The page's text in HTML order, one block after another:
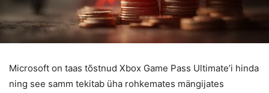
Microsoft on taas tõstnud Xbox Game Pass Ultimate’i hinda
ning see samm tekitab üha rohkemates mängijates